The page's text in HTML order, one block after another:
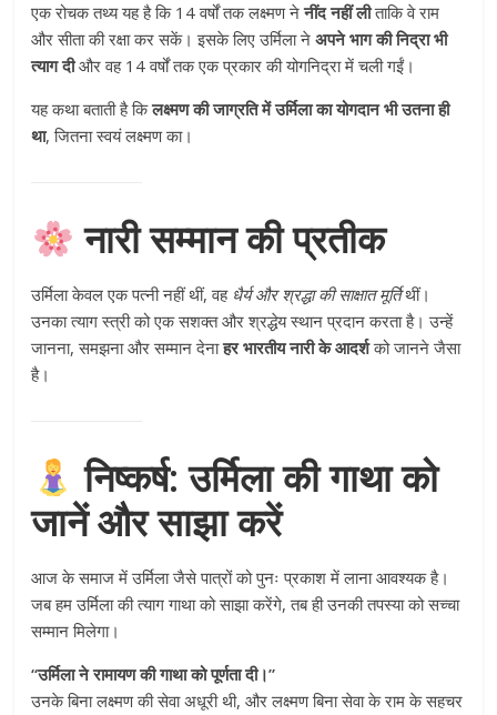
एक रोचक तथ्य यह है कि 14 वर्षों तक लक्ष्मण नेनींद नहीं लीताकि वे राम
और सीता की रक्षा कर सकें। इसके लिए उर्मिला नेअपने भाग की निद्रा भी
त्याग दीऔर वह 14 वर्षों तक एक प्रकार की योगनिद्रा में चली गईं।
यह कथा बताती है किलक्ष्मण की जाग्रति में उर्मिला का योगदान भी उतना ही
था, जितना स्वयं लक्ष्मण का।
नारी सम्मान की प्रतीक
उर्मिला केवल एक पत्नी नहीं थीं, वह धैर्य और श्रद्धा की साक्षात मूर्तिथीं।
उनका त्याग स्त्री को एक सशक्त और श्रद्धेय स्थान प्रदान करता है। उन्हें
जानना, समझना और सम्मान देनाहर भारतीय नारी के आदर्शको जानने जैसा
है।
निष्कर्ष: उर्मिला की गाथा को
जानें और साझा करें
आज के समाज में उर्मिला जैसे पात्रों को पुनः प्रकाश में लाना आवश्यक है।
जब हम उर्मिला की त्याग गाथा को साझा करेंगे, तब ही उनकी तपस्या को सच्चा
सम्मान मिलेगा।
“उर्मिला ने रामायण की गाथा को पूर्णता दी।”
उनके बिना लक्ष्मण की सेवा अधूरी थी, और लक्ष्मण बिना सेवा के राम के सहचर